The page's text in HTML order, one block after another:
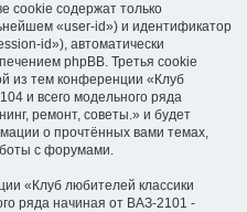
cookie содержат только
«user-id») и идентификатор
id»), автоматически
phpBB. Третья cookie
из тем конференции «Клуб
и всего модельного ряда
ремонт, советы.» и будет
о прочтённых вами темах,
с форумами.
«Клуб любителей классики
ряда начиная от ВАЗ-2101 -